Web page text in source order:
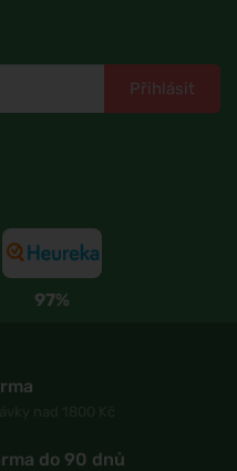
Přihlásit
97%
do 90 dnů